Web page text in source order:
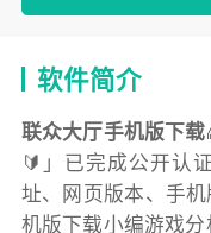
软件简介
联众大厅手机版下载
🔰」已完成公开认
址、网页版本、手
机版下载小编游戏